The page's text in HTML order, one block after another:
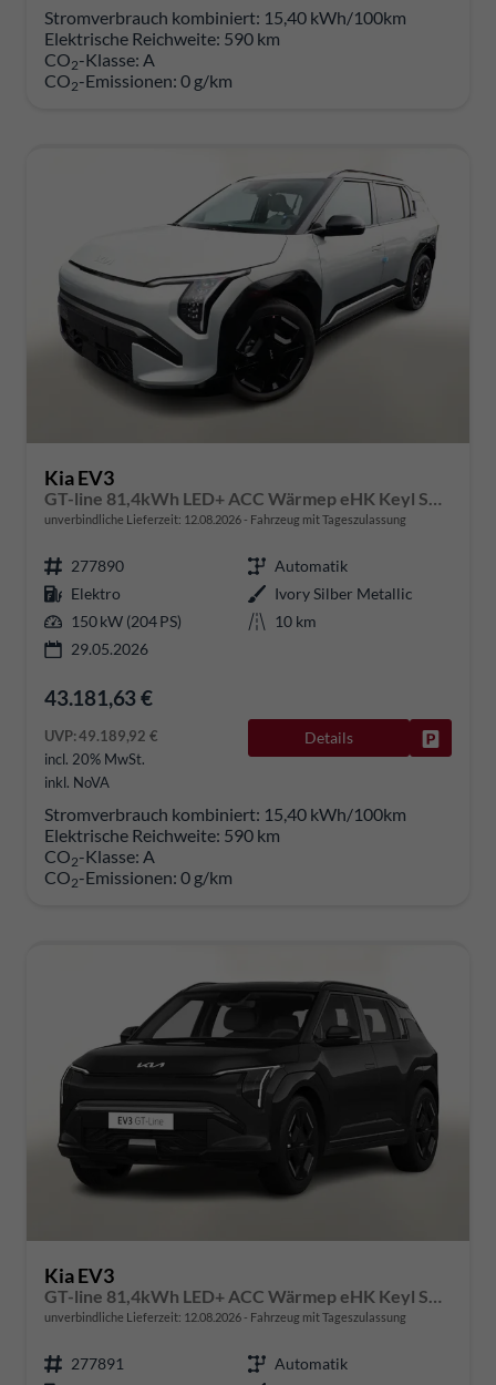
Stromverbrauch kombiniert: 15,40 kWh/100km
Elektrische Reichweite: 590 km
CO2-Klasse: A
CO2-Emissionen: 0 g/km
Kia EV3
GT-line 81,4kWh LED+ ACC Wärmep eHK Keyl SHZ
unverbindliche Lieferzeit: 12.08.2026 Fahrzeug mit Tageszulassung
277890
Automatik
Elektro
Ivory Silber Metallic
150 kW (204 PS)
10 km
29.05.2026
43.181,63 €
UVP:49.189,92 €
incl. 20% MwSt.
inkl. NoVA
Details
Stromverbrauch kombiniert: 15,40 kWh/100km
Elektrische Reichweite: 590 km
CO2-Klasse: A
CO2-Emissionen: 0 g/km
Kia EV3
GT-line 81,4kWh LED+ ACC Wärmep eHK Keyl SHZ
unverbindliche Lieferzeit: 12.08.2026 Fahrzeug mit Tageszulassung
277891
Automatik